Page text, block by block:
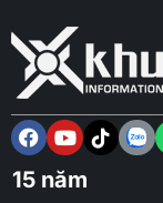
15 năm